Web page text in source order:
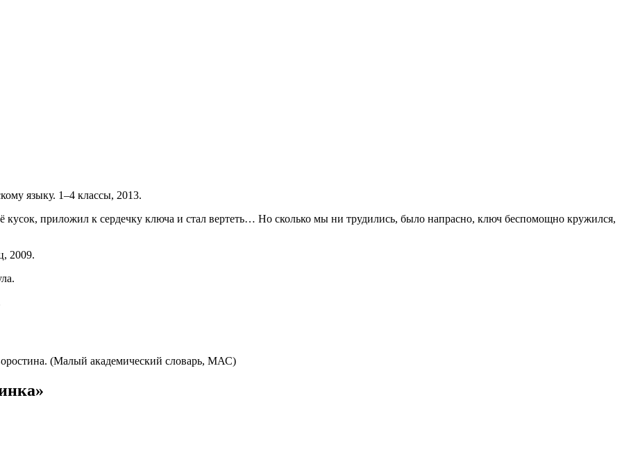
языку. 1–4 классы, 2013.
кусок, приложил к сердечку ключа и стал вертеть… Но сколько мы ни трудились, было напрасно, ключ беспомощно кружился,
2009.
(Малый академический словарь, МАС)